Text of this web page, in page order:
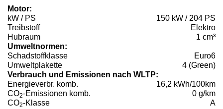
Motor:
kW / PS
150 kW / 204 PS
Treibstoff
Elektro
Hubraum
1 cm³
Umweltnormen:
Schadstoffklasse
Euro6
Umweltplakette
4 (Green)
Verbrauch und Emissionen nach WLTP:
Energieverbr. komb.
16,2 kWh/100km
CO2-Emissionen komb.
0 g/km
CO2-Klasse A